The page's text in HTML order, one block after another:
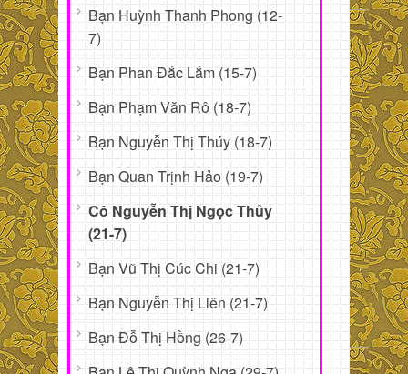
Bạn Huỳnh Thanh Phong (12-
7)
Bạn Phan Đắc Lắm (15-7)
Bạn Phạm Văn Rô (18-7)
Bạn Nguyễn Thị Thúy (18-7)
Bạn Quan Trịnh Hảo (19-7)
Cô Nguyễn Thị Ngọc Thủy
(21-7)
Bạn Vũ Thị Cúc Chi (21-7)
Bạn Nguyễn Thị Liên (21-7)
Bạn Đỗ Thị Hồng (26-7)